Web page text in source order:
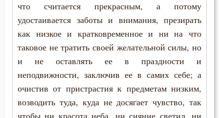
Забота
Загробная жизнь
Закон Божий
Заповеди
что считается прекрасным, а потому
удостаивается заботы и внимания, презирать
как низкое и кратковременное и ни на что
таковое не тратить своей желательной силы, но
и не оставлять ее в праздности и
неподвижности, заключив ее в самих себе; а
очистив от пристрастия к предметам низким,
возводить туда, куда не досягает чувство, так